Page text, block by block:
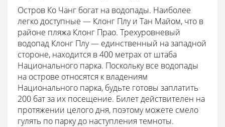
Остров Ко Чанг богат на водопады. Наиболее
легко доступные — Клонг Плу и Тан Майом, что в
районе пляжа Клонг Прао. Трехуровневый
водопад Клонг Плу — единственный на западной
стороне, находится в 400 метрах от штаба
Национального парка. Поскольку все водопады
на острове относятся к владениям
Национального парка, будьте готовы заплатить
200 бат за их посещение. Билет действителен на
протяжении целого дня, поэтому можете смело
гулять по парку до наступления темноты.